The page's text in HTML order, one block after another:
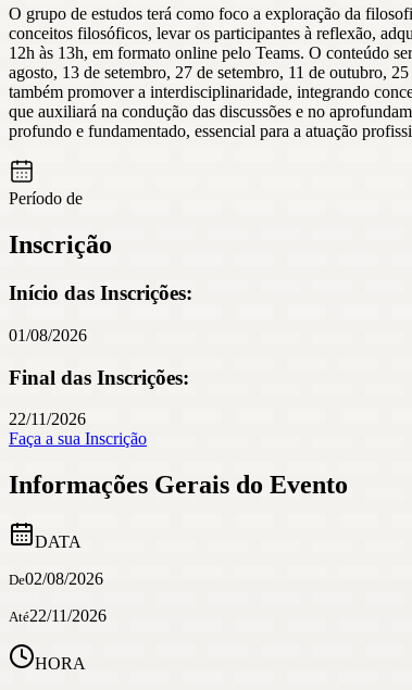
O grupo de estudos terá como foco a exploração da
conceitos filosóficos, levar os participantes à reflexão,
12h às 13h, em formato online pelo Teams. O conteúdo
agosto, 13 de setembro, 27 de setembro, 11 de outubro,
também promover a interdisciplinaridade, integrando
que auxiliará na condução das discussões e no
profundo e fundamentado, essencial para a atuação
Período de
Inscrição
Início das Inscrições:
01/08/2026
Final das Inscrições:
22/11/2026
Faça a sua Inscrição
Informações Gerais do Evento
DATA
De02/08/2026
Até22/11/2026
HORA